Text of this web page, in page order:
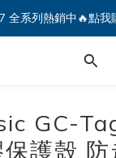
全系列熱銷中🔥點
全系列熱銷中🔥點
Line 新好友領優惠券
GC-
護殼 防